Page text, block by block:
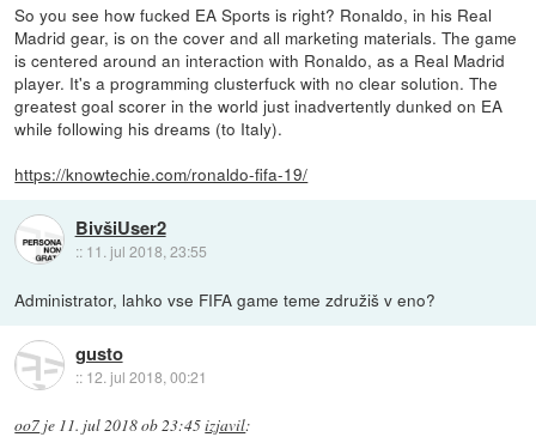
So you see how fucked EA Sports is right? Ronaldo, in his Real
Madrid gear, is on the cover and all marketing materials. The game
is centered around an interaction with Ronaldo, as a Real Madrid
player. It's a programming clusterfuck with no clear solution. The
greatest goal scorer in the world just inadvertently dunked on EA
while following his dreams (to Italy).
https://knowtechie.com/ronaldo-fifa-19/
BivšiUser2
:: 11. jul 2018, 23:55
Administrator, lahko vse FIFA game teme združiš v eno?
gusto
:: 12. jul 2018, 00:21
oo7 je 11. jul 2018 ob 23:45izjavil: